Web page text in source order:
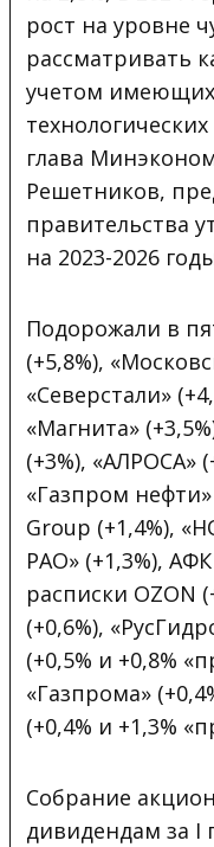
рост на уровне
рассматривать
учетом
глава
Решетников,
правительства
на 2023-2026
Подорожали в
(+5,8%),
«Северстали»
«Магнита»
(+3%), «АЛРОСА»
«Газпром нефти»
Group (+1,4%),
РАО» (+1,3%),
расписки OZON
(+0,6%),
(+0,5% и +0,8%
«Газпрома»
(+0,4% и +1,3%
Собрание
дивидендам за I